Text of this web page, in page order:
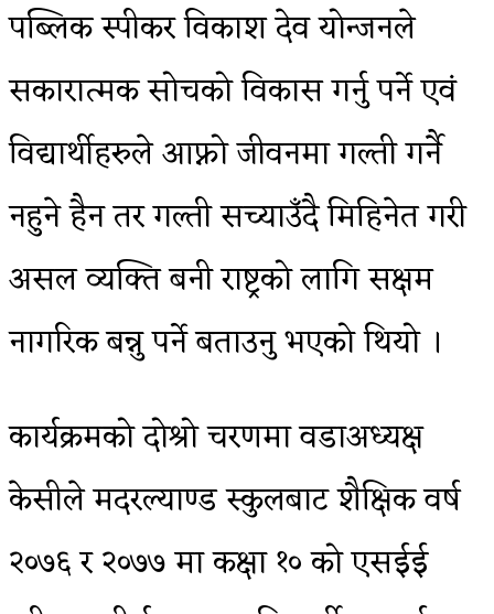
पब्लिक स्पीकर विकाश देव योन्जनले
सकारात्मक सोचको विकास गर्नु पर्ने एवं
विद्यार्थीहरुले आफ्नो जीवनमा गल्ती गर्नै
नहुने हैन तर गल्ती सच्याउँदै मिहिनेत गरी
असल व्यक्ति बनी राष्ट्रको लागि सक्षम
नागरिक बन्नु पर्ने बताउनु भएको थियो ।
कार्यक्रमको दोश्रो चरणमा वडाअध्यक्ष
केसीले मदरल्याण्ड स्कुलबाट शैक्षिक वर्ष
२०७६ र २०७७ मा कक्षा १० को एसईई